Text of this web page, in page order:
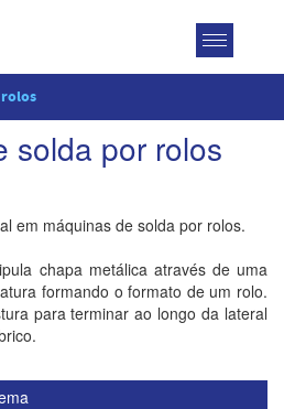
Toggle
solda por rolos
em máquinas de solda por rolos.
chapa metálica através de uma
formando o formato de um rolo.
para terminar ao longo da lateral